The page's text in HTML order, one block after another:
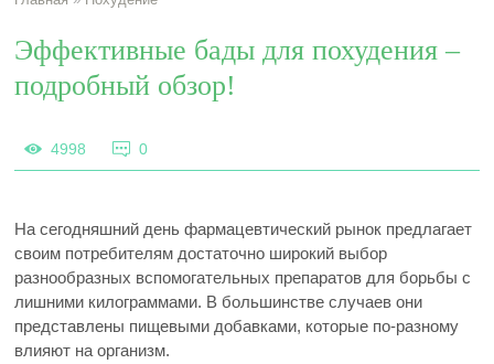
Эффективные бады для похудения –
подробный обзор!
4998 0
На сегодняшний день фармацевтический рынок предлагает
своим потребителям достаточно широкий выбор
разнообразных вспомогательных препаратов для борьбы с
лишними килограммами. В большинстве случаев они
представлены пищевыми добавками, которые по-разному
влияют на организм.